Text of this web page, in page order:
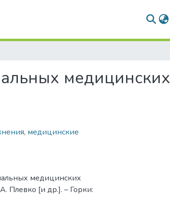
медицинских
, медицинские
медицинских
Плевко [и др.]. – Горки: